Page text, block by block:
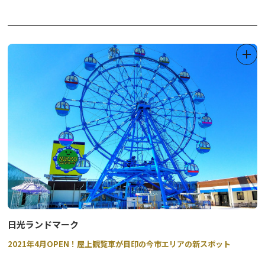
他、アイスクリームやバター作りを体験いただけます。
敷地内にはオートキャンプ場が併設され、アウトドア慣れしていな
い方でもお気軽にキャンプを楽しめます。冬期はスノーモービルの
迫力ある雪上体験もおすすめ。
四季を通して大自然を満喫できる観光牧場です。
日光ランドマーク
2021年4月OPEN！屋上観覧車が目印の今市エリアの新スポット